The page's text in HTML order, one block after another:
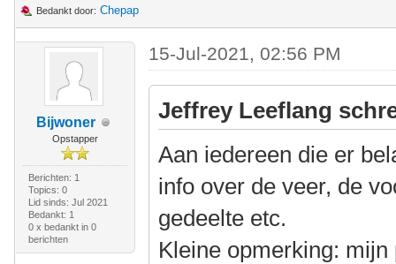
Bedankt door: Chepap
Bijwoner
Opstapper
Berichten: 1
Topics: 0
Lid sinds: Jul 2021
Bedankt: 1
0 x bedankt in 0
berichten
15-Jul-2021, 02:56 PM
Jeffrey Leeflang
Aan iedereen die er
info over de veer, de
gedeelte etc.
Kleine opmerking: